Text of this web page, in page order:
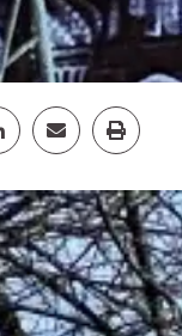
Linkedin
Jaa EmailJaa Print